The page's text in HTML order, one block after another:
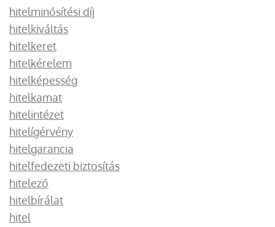
hitelminősítési díj
hitelkiváltás
hitelkeret
hitelkérelem
hitelképesség
hitelkamat
hitelintézet
hitelígérvény
hitelgarancia
hitelfedezeti biztosítás
hitelező
hitelbírálat
hitel